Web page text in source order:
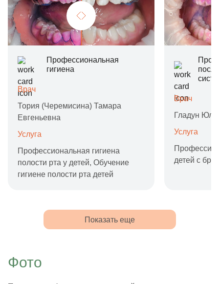
Профессиональная
гигиена
Врач
Тория (Черемисина) Тамара
Евгеньевна
Услуга
Профессиональная гигиена
полости рта у детей, Обучение
гигиене полости рта детей
Врач
Гладун
Услуга
детей с
Показать еще
Фото